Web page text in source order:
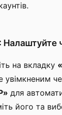
Налаштуйте
на вкладку
увімкненим
для
його та